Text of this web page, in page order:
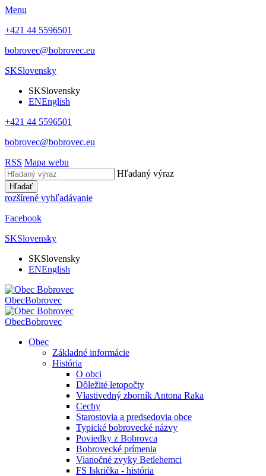
Menu
+421 44 5596501
bobrovec@bobrovec.eu
SKSlovensky
SKSlovensky
ENEnglish
+421 44 5596501
bobrovec@bobrovec.eu
RSS Mapa webu
Hľadaný výraz
Hľadať
rozšírené vyhľadávanie
Facebook
SKSlovensky
SKSlovensky
ENEnglish
ObecBobrovec
ObecBobrovec
Obec
Základné informácie
História
O obci
Dôležité letopočty
Vlastivedný zborník Antona Raka
Cechy
Starostovia a predsedovia obce
Typické bobrovecké názvy
Poviedky z Bobrovca
Bobrovecké prímenia
Vianočné zvyky Betlehemci
FS Iskrička - história